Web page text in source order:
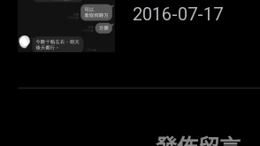
2016-07-17